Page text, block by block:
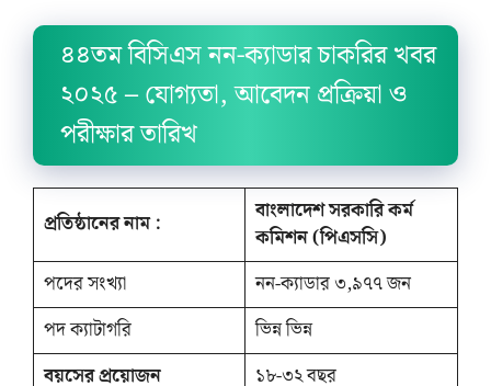
৪৪তম বিসিএস নন-ক্যাডার চাকরির খবর
২০২৫ – যোগ্যতা, আবেদন প্রক্রিয়া ও
পরীক্ষার তারিখ
প্রতিষ্ঠানের নাম :
বাংলাদেশ সরকারি কর্ম
কমিশন (পিএসসি)
পদের সংখ্যা
নন-ক্যাডার ৩,৯৭৭ জন
পদ ক্যাটাগরি
ভিন্ন ভিন্ন
বয়সের প্রয়োজন
১৮-৩২ বছর